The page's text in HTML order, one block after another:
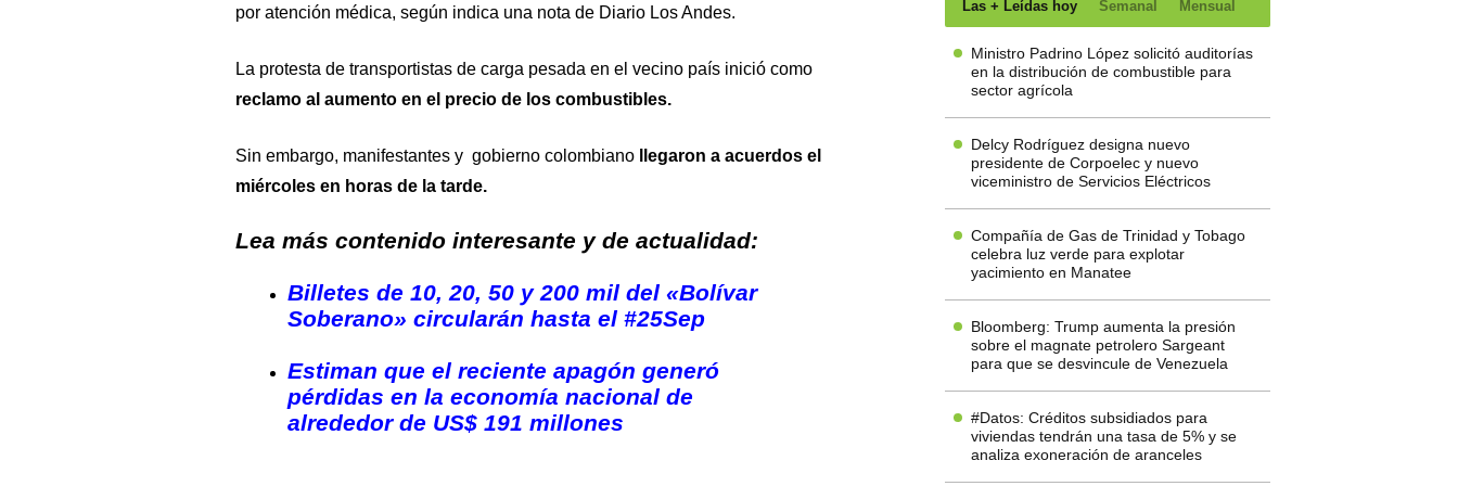
por atención médica, según indica una nota de Diario Los Andes.
La protesta de transportistas de carga pesada en el vecino país inició como
reclamo al aumento en el precio de los combustibles.
Sin embargo, manifestantes y gobierno colombiano
llegaron a acuerdos el
miércoles en horas de la tarde.
Lea más contenido interesante y de actualidad:
Billetes de 10, 20, 50 y 200 mil del «Bolívar
Soberano» circularán hasta el #25Sep
Estiman que el reciente apagón generó
pérdidas en la economía nacional de
alrededor de US$ 191 millones
Las + Leídas hoy Semanal Mensual
Ministro Padrino López solicitó auditorías
en la distribución de combustible para
sector agrícola
Delcy Rodríguez designa nuevo
presidente de Corpoelec y nuevo
viceministro de Servicios Eléctricos
Compañía de Gas de Trinidad y Tobago
celebra luz verde para explotar
yacimiento en Manatee
Bloomberg: Trump aumenta la presión
sobre el magnate petrolero Sargeant
para que se desvincule de Venezuela
#Datos: Créditos subsidiados para
viviendas tendrán una tasa de 5% y se
analiza exoneración de aranceles